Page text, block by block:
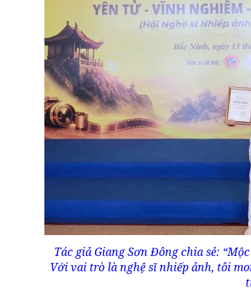
Tác giả Giang Sơn Đông chia sẻ:
Với vai trò là nghệ sĩ nhiếp ảnh, tôi